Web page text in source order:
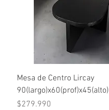
Mesa de Centro Lircay
90(largo)x60(prof)x45(alto)
Precio
$279.990